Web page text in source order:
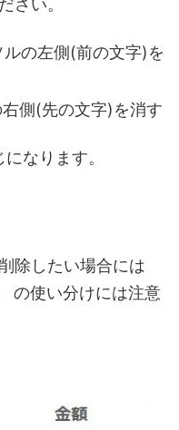
さい。
の左側(前の文字)を
側(先の文字)を消す
なります。
除したい場合には
の使い分けには注意